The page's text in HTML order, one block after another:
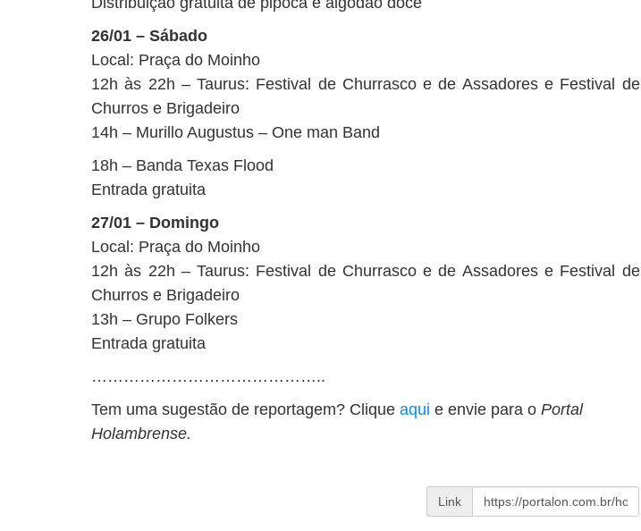
26/01 – Sábado
Local: Praça do Moinho
12h às 22h – Taurus: Festival de Churrasco e de Assadores e Festival de
Churros e Brigadeiro
14h – Murillo Augustus – One man Band
18h – Banda Texas Flood
Entrada gratuita
27/01 – Domingo
Local: Praça do Moinho
12h às 22h – Taurus: Festival de Churrasco e de Assadores e Festival de
Churros e Brigadeiro
13h – Grupo Folkers
Entrada gratuita
……………………………………..
Tem uma sugestão de reportagem? Clique aqui e envie para o Portal
Holambrense.
Link